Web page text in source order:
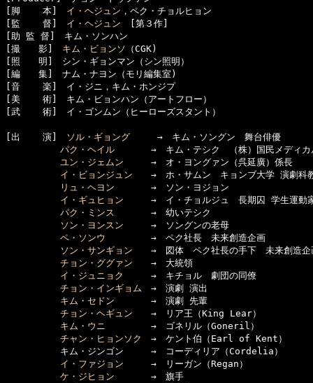
[脚    本] イ・ヘジュン ，ペク・チョルヒョン
[監    督] イ・ヘジュン [第３作]
[助 監 督]　キム・ソンハン
[撮　　影] キム・ビョンソ
（CGK)
[照　　明]　シン・ギョンマン（シン照明）
[編　　集]　ナム・ナヨン（モリ編集室)
[音    楽]　イ・ジニ，キム・ホンジプ
[美    術]　キム・ビョンハン（アートフロー）
[武    術]　イ・ゴンムン（ヒーローズスタント）
[出    演] ソル・ギョング →　キム・ソングン　舞台俳優
パク・ヘイル →　キム・テシク　（株）国民メディカ
ユン・ジェムン →　オ・ヨングァン（呉延廣）係長
イ・ビョンジュン →　ホ・サムン　キョンブ大学 演劇科
リュ・ヘヨン →　ソン・ヨジョン
イ・ギュヒョン →　イ・チョルジュ　長期囚 学生運動
パク・ミンス →　幼いテシク
ソン・ヨンスン →　ソングンの老母
ペ・ソンウ
→　ペク社長　未来創造企画
ソン・サンギョン →　図体　ペク社長の手下　未来創造企
チョン・ググァン →　大統領
イ・ジュニョク
→　キチョル　劇団の同僚
チョン・インギョム →　演劇 演出
キム・セドン →　演劇 先輩
チョン・ヘギュン →　リア王（King Lear）
キム・ウニ →　ゴネリル（Goneril）
チャン・ヒョンソク
→　ケント伯（Earl of Kent）
キム・ジンゴン　　　→　コーディリア（Cordelia）
イ・ファジョン →　リーガン（Regan）
ケ・ジヒョン →　旗手